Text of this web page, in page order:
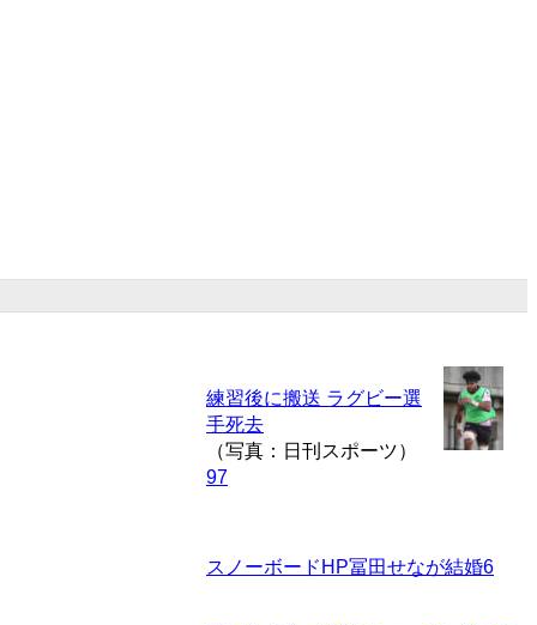
練習後に搬送 ラグビー選
手死去
（写真：日刊スポーツ）
97
スノーボードHP冨田せなが結婚6